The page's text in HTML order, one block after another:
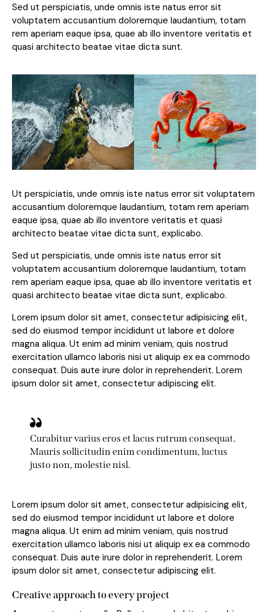
Sed ut perspiciatis, unde omnis iste natus error sit
voluptatem accusantium doloremque laudantium, totam
rem aperiam eaque ipsa, quae ab illo inventore veritatis et
quasi architecto beatae vitae dicta sunt.
Ut perspiciatis, unde omnis iste natus error sit voluptatem
accusantium doloremque laudantium, totam rem aperiam
eaque ipsa, quae ab illo inventore veritatis et quasi
architecto beatae vitae dicta sunt, explicabo.
Sed ut perspiciatis, unde omnis iste natus error sit
voluptatem accusantium doloremque laudantium, totam
rem aperiam eaque ipsa, quae ab illo inventore veritatis et
quasi architecto beatae vitae dicta sunt, explicabo.
Lorem ipsum dolor sit amet, consectetur adipisicing elit,
sed do eiusmod tempor incididunt ut labore et dolore
magna aliqua. Ut enim ad minim veniam, quis nostrud
exercitation ullamco laboris nisi ut aliquip ex ea commodo
consequat. Duis aute irure dolor in reprehenderit. Lorem
ipsum dolor sit amet, consectetur adipiscing elit.
Curabitur varius eros et lacus rutrum consequat.
Mauris sollicitudin enim condimentum, luctus
justo non, molestie nisl.
Lorem ipsum dolor sit amet, consectetur adipisicing elit,
sed do eiusmod tempor incididunt ut labore et dolore
magna aliqua. Ut enim ad minim veniam, quis nostrud
exercitation ullamco laboris nisi ut aliquip ex ea commodo
consequat. Duis aute irure dolor in reprehenderit. Lorem
ipsum dolor sit amet, consectetur adipiscing elit.
Creative approach to every project